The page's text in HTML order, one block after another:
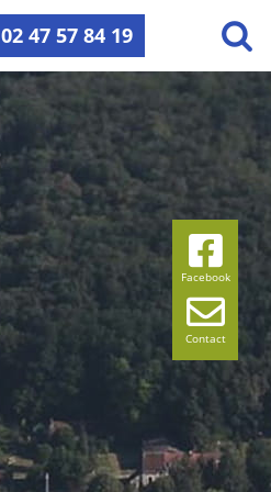
Facebook
Contact
02 47 57 84 19